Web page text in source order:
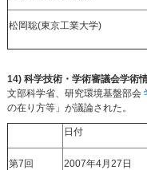
松岡聡(東京工業大学)
14) 科学技術・学術審議会学術
文部科学省、研究環境基盤部会
の在り方等」が議論された。
日付
第7回 2007年4月27日